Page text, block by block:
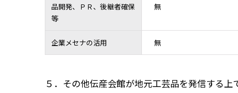
品開発、ＰＲ、後継者確保
等
無
企業メセナの活用 無
５．その他伝産会館が地元工芸品を発信する